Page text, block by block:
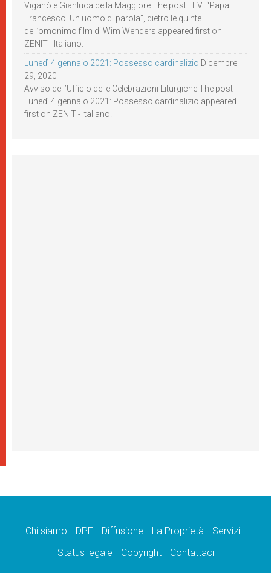
Viganò e Gianluca della Maggiore The post LEV: “Papa
Francesco. Un uomo di parola”, dietro le quinte
dell’omonimo film di Wim Wenders appeared first on
ZENIT - Italiano.
Lunedì 4 gennaio 2021: Possesso cardinalizio Dicembre
29, 2020
Avviso dell’Ufficio delle Celebrazioni Liturgiche The post
Lunedì 4 gennaio 2021: Possesso cardinalizio appeared
first on ZENIT - Italiano.
Chi siamo DPF Diffusione La Proprietà
Servizi
Status legale
Copyright Contattaci